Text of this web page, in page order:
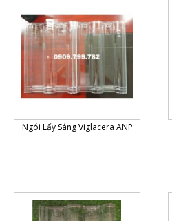
Ngói Lấy Sáng Viglacera ANP